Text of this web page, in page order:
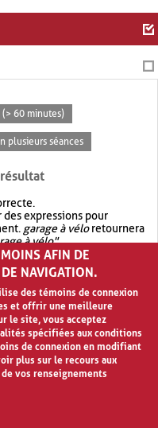
(> 60 minutes)
plusieurs séances
expressions pour
garage à véloretournera
à vélo".
avec OR.garage OR vélo
quegarage à vélo
AFIN DE
DE NAVIGATION.
des témoins de connexion
et offrir une meilleure
le site, vous acceptez
spécifiées aux conditions
de connexion en modifiant
plus sur le recours aux
vos renseignements